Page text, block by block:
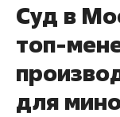
Суд в
топ-
для